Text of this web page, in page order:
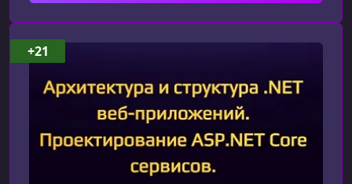
высокопроизводительные решения.Что вы
изучите на этом интенсивеПрограмма
охватывает как фундаментальные принципы
работы реляционных баз данных, так и
продвинутые техники построе
+21